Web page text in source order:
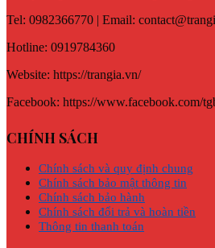
Tel: 0982366770 | Email:
Hotline: 0919784360
Website: https://trangia.vn/
Facebook: https://www.facebook.com/
CHÍNH SÁCH
Chính sách và quy định chung
Chính sách bảo mật thông tin
Chính sách bảo hành
Chính sách đổi trả và hoàn tiền
Thông tin thanh toán